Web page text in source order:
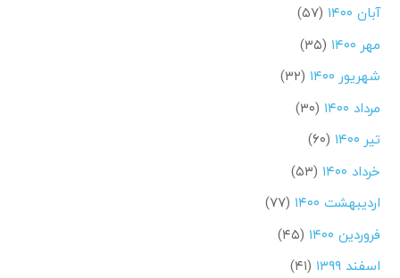
آبان ۱۴۰۰
(۵۷)
مهر ۱۴۰۰
(۳۵)
شهریور ۱۴۰۰
(۳۲)
مرداد ۱۴۰۰
(۳۰)
تیر ۱۴۰۰
(۶۰)
خرداد ۱۴۰۰
(۵۳)
اردیبهشت ۱۴۰۰
(۷۷)
فروردین ۱۴۰۰
(۴۵)
اسفند ۱۳۹۹
(۴۱)